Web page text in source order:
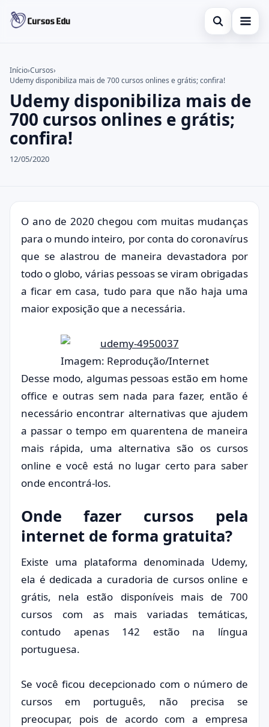
Abrir busca
Inglês
Idiomas
espanhol
Buscar no site
Buscar por:
Pressione Enter para buscar ou ESC para fechar.
Início›Cursos›
Udemy disponibiliza mais de 700 cursos onlines e grátis; confira!
Udemy disponibiliza mais de
700 cursos onlines e grátis;
confira!
12/05/2020
O ano de 2020 chegou com muitas mudanças
para o mundo inteiro, por conta do coronavírus
que se alastrou de maneira devastadora por
todo o globo, várias pessoas se viram obrigadas
a ficar em casa, tudo para que não haja uma
maior exposição que a necessária.
Imagem: Reprodução/Internet
Desse modo, algumas pessoas estão em home
office e outras sem nada para fazer, então é
necessário encontrar alternativas que ajudem
a passar o tempo em quarentena de maneira
mais rápida, uma alternativa são os cursos
online e você está no lugar certo para saber
onde encontrá-los.
Onde fazer cursos pela
internet de forma gratuita?
Existe uma plataforma denominada Udemy,
ela é dedicada a curadoria de cursos online e
grátis, nela estão disponíveis mais de 700
cursos com as mais variadas temáticas,
contudo apenas 142 estão na língua
portuguesa.
Se você ficou decepcionado com o número de
cursos em português, não precisa se
preocupar, pois de acordo com a empresa